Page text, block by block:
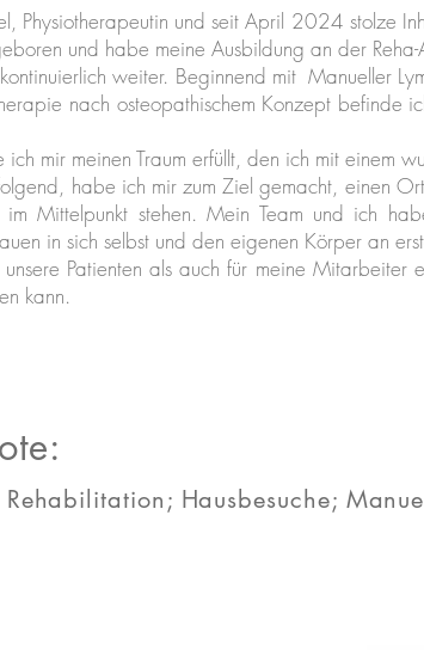
Physiotherapeutin und seit April 2024 stolze
und habe meine Ausbildung an der
weiter. Beginnend mit Manueller
nach osteopathischem Konzept befinde
mir meinen Traum erfüllt, den ich mit einem
habe ich mir zum Ziel gemacht, einen
Mittelpunkt stehen. Mein Team und ich
in sich selbst und den eigenen Körper an
unsere Patienten als auch für meine
kann.
Hausbesuche;